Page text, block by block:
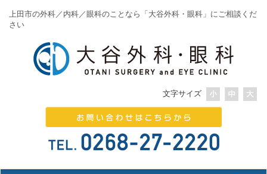
上田市の外科／内科／眼科のことなら「大谷外科・眼科」にご相談くだ
さい
文字サイズ